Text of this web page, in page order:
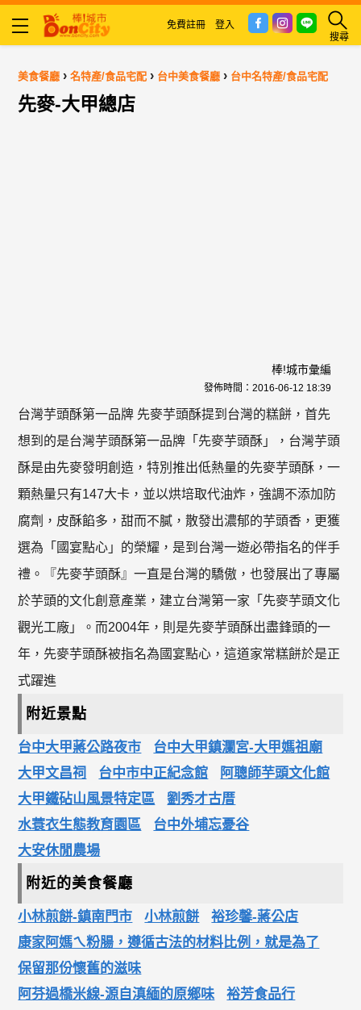
搜尋
免費註冊 登入
美食餐廳 ›名特產/食品宅配 › 台中美食餐廳 › 台中名特產/食品宅配
先麥-大甲總店
棒!城市彙編
發佈時間： 2016-06-12 18:39
台灣芋頭酥第一品牌 先麥芋頭酥提到台灣的糕餅，首先
想到的是台灣芋頭酥第一品牌「先麥芋頭酥」，台灣芋頭
酥是由先麥發明創造，特別推出低熱量的先麥芋頭酥，一
顆熱量只有147大卡，並以烘培取代油炸，強調不添加防
腐劑，皮酥餡多，甜而不膩，散發出濃郁的芋頭香，更獲
選為「國宴點心」的榮耀，是到台灣一遊必帶指名的伴手
禮。『先麥芋頭酥』一直是台灣的驕傲，也發展出了專屬
於芋頭的文化創意產業，建立台灣第一家「先麥芋頭文化
觀光工廠」。而2004年，則是先麥芋頭酥出盡鋒頭的一
年，先麥芋頭酥被指名為國宴點心，這道家常糕餅於是正
式躍進
附近景點
台中大甲蔣公路夜市
台中大甲鎮瀾宮-大甲媽祖廟
大甲文昌祠
台中市中正紀念館
阿聰師芋頭文化館
大甲鐵砧山風景特定區
劉秀才古厝
水蓑衣生態教育園區
台中外埔忘憂谷
大安休閒農場
附近的美食餐廳
小林煎餅-鎮南門市 小林煎餅
裕珍馨-蔣公店
康家阿媽ㄟ粉腸，遵循古法的材料比例，就是為了
保留那份懷舊的滋味
阿芬過橋米線-源自滇緬的原鄉味
裕芳食品行